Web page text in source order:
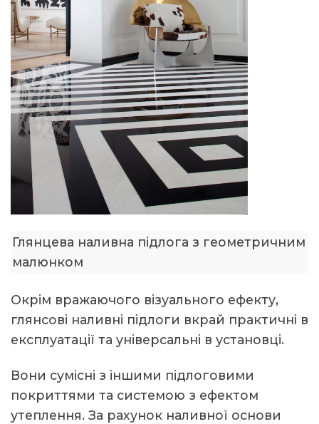
Глянцева наливна підлога з геометричним
малюнком
Окрім вражаючого візуального ефекту,
глянсові наливні підлоги вкрай практичні в
експлуатації та універсальні в установці.
Вони сумісні з іншими підлоговими
покриттями та системою з ефектом
утеплення. За рахунок наливної основи